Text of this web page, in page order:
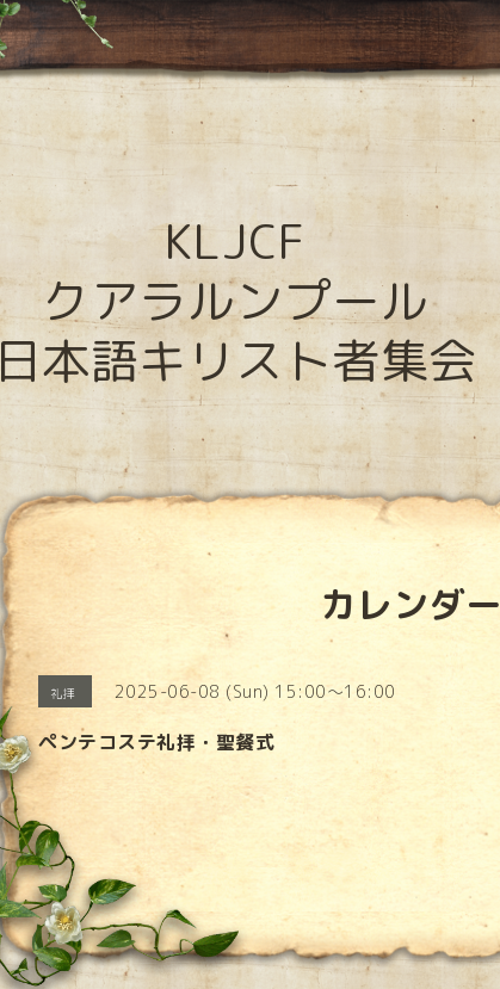
KLJCF
クアラルンプール
日本語キリスト者集会
カレンダー
礼拝 2025-06-08 (Sun) 15:00～16:00
ペンテコステ礼拝・聖餐式